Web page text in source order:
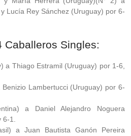
Lucía Rey Sánchez (Uruguay) por 6-
Caballeros Singles:
a Thiago Estramil (Uruguay) por 1-6,
Lambertucci (Uruguay) por 6-
a Daniel Alejandro Noguera
1.
a Juan Bautista Ganón Pereira